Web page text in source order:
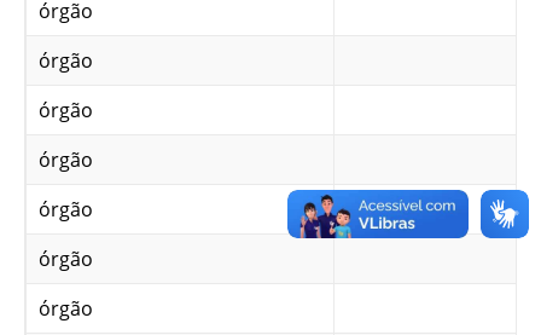
órgão
órgão
órgão
órgão
órgão
órgão
órgão